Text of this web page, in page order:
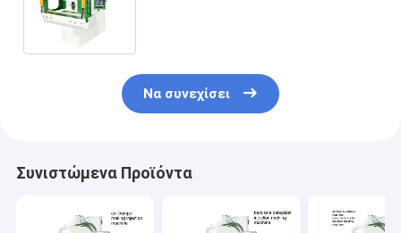
Να συνεχίσει
Συνιστώμενα Προϊόντα